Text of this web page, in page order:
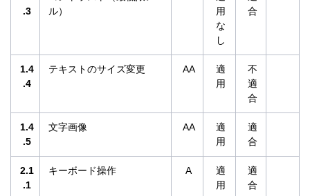
.3
ル）
用
な
し
合
1.4
.4
テキストのサイズ変更 AA
適
用
不
適
合
1.4
.5
文字画像 AA
適
用
適
合
2.1
.1
キーボード操作 A
適
用
適
合